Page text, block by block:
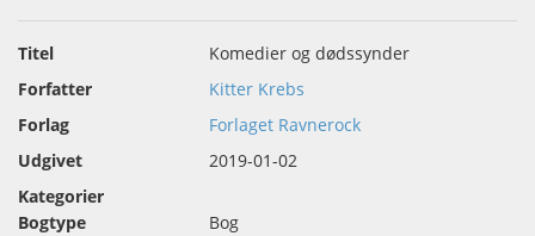
Titel
Komedier og dødssynder
Forfatter
Kitter Krebs
Forlag
Forlaget Ravnerock
Udgivet
2019-01-02
Kategorier
Bogtype
Bog